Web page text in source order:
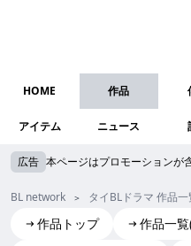
HOME 作品
アイテム ニュース
広告 本ページはプロモーションが
BL network タイBLドラマ 作品一
作品トップ
作品一